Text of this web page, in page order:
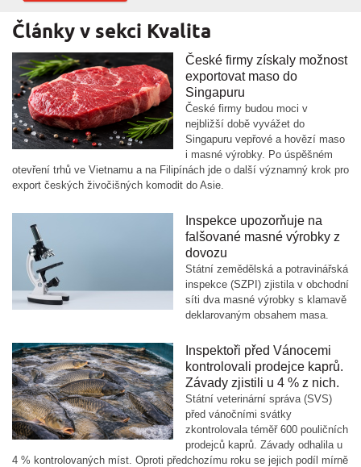
Články v sekci Kvalita
České firmy získaly možnost
exportovat maso do
Singapuru
České firmy budou moci v
nejbližší době vyvážet do
Singapuru vepřové a hovězí maso
i masné výrobky. Po úspěšném
otevření trhů ve Vietnamu a na Filipínách jde o další významný krok pro
export českých živočišných komodit do Asie.
Inspekce upozorňuje na
falšované masné výrobky z
dovozu
Státní zemědělská a potravinářská
inspekce (SZPI) zjistila v obchodní
síti dva masné výrobky s klamavě
deklarovaným obsahem masa.
Inspektoři před Vánocemi
kontrolovali prodejce kaprů.
Závady zjistili u 4 % z nich.
Státní veterinární správa (SVS)
před vánočními svátky
zkontrolovala téměř 600 pouličních
prodejců kaprů. Závady odhalila u
4 % kontrolovaných míst. Oproti předchozímu roku se jejich podíl mírně